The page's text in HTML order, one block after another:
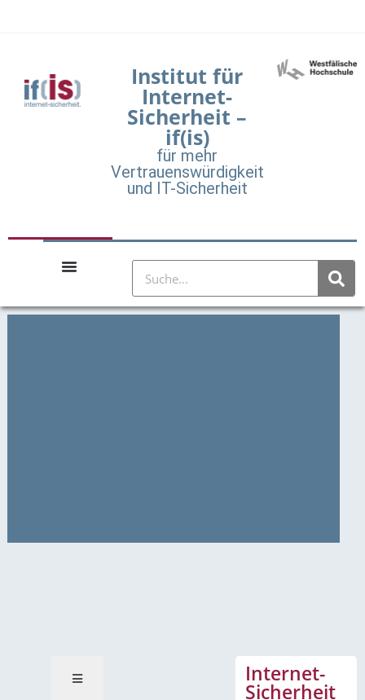
Institut für
Internet-
Sicherheit –
if(is)
für mehr
Vertrauenswürdigkeit
und IT-Sicherheit
Internet-
Sicherheit